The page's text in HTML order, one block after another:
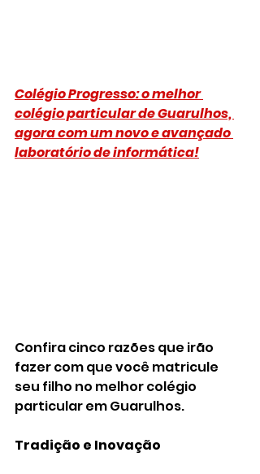
Colégio Progresso: o melhor
colégio particular de Guarulhos,
agora com um novo e avançado
laboratório de informática!
Confira cinco razões que irão
fazer com que você matricule
seu filho no melhor colégio
particular em Guarulhos.
Tradição e Inovação